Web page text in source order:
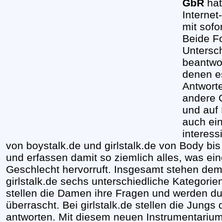
GbR
mit
Beide
denen
andere
und auf
auch
von boystalk.de und girlstalk.de von Body
und erfassen damit so ziemlich alles, was
Geschlecht hervorruft. Insgesamt stehen
girlstalk.de sechs unterschiedliche
stellen die Damen ihre Fragen und werden
überrascht. Bei girlstalk.de stellen die Jungs
antworten. Mit diesem neuen